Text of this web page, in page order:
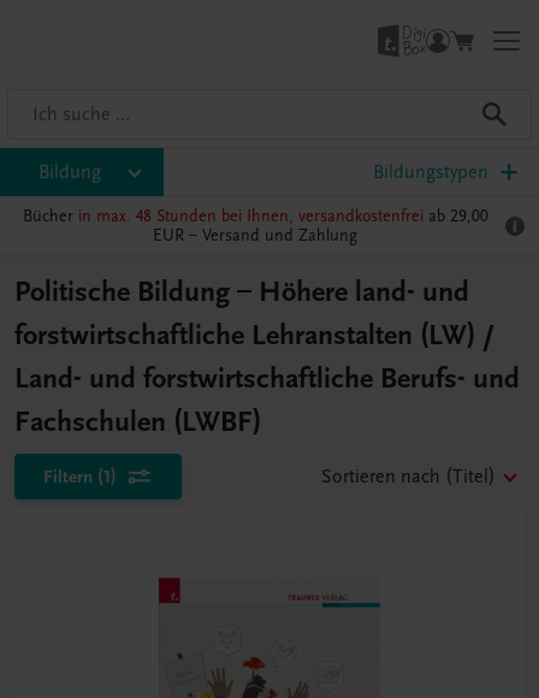
Bildung Bildungstypen
Bücher in max. 48 Stunden bei Ihnen, versandkostenfrei ab 29,00
EUR – Versand und Zahlung
Politische Bildung – Höhere land- und
forstwirtschaftliche Lehranstalten (LW) /
Land- und forstwirtschaftliche Berufs- und
Fachschulen (LWBF)
Filtern (1) Sortieren nach (Titel)